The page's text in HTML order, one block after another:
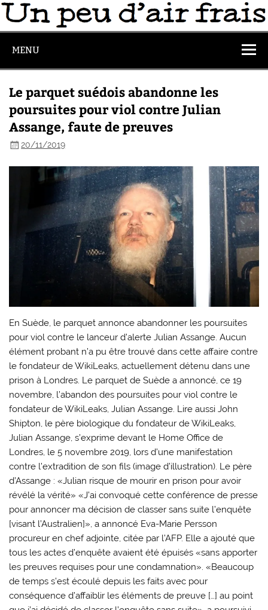
MENU
Le parquet suédois abandonne les
poursuites pour viol contre Julian
Assange, faute de preuves
20/11/2019
En Suède, le parquet annonce abandonner les poursuites
pour viol contre le lanceur d’alerte Julian Assange. Aucun
élément probant n’a pu être trouvé dans cette affaire contre
le fondateur de WikiLeaks, actuellement détenu dans une
prison à Londres. Le parquet de Suède a annoncé, ce 19
novembre, l’abandon des poursuites pour viol contre le
fondateur de WikiLeaks, Julian Assange. Lire aussi John
Shipton, le père biologique du fondateur de WikiLeaks,
Julian Assange, s’exprime devant le Home Office de
Londres, le 5 novembre 2019, lors d’une manifestation
contre l’extradition de son fils (image d’illustration). Le père
d’Assange : «Julian risque de mourir en prison pour avoir
révélé la vérité» «J’ai convoqué cette conférence de presse
pour annoncer ma décision de classer sans suite l’enquête
[visant l’Australien]», a annoncé Eva-Marie Persson
procureur en chef adjointe, citée par l’AFP. Elle a ajouté que
tous les actes d’enquête avaient été épuisés «sans apporter
les preuves requises pour une condamnation». «Beaucoup
de temps s’est écoulé depuis les faits avec pour
conséquence d’affaiblir les éléments de preuve […] au point